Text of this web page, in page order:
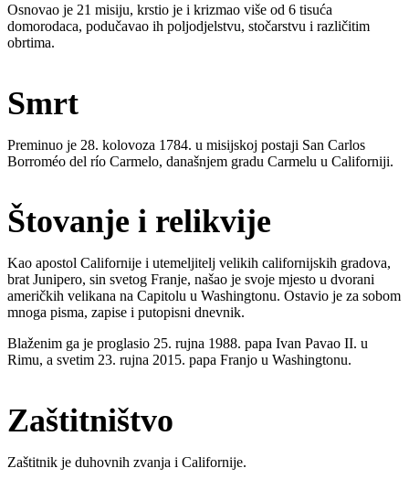
Osnovao je 21 misiju, krstio je i krizmao više od 6 tisuća
domorodaca, podučavao ih poljodjelstvu, stočarstvu i različitim
obrtima.
Smrt
Preminuo je 28. kolovoza 1784. u misijskoj postaji San Carlos
Borroméo del río Carmelo, današnjem gradu Carmelu u Californiji.
Štovanje i relikvije
Kao apostol Californije i utemeljitelj velikih californijskih gradova,
brat Junipero, sin svetog Franje, našao je svoje mjesto u dvorani
američkih velikana na Capitolu u Washingtonu. Ostavio je za sobom
mnoga pisma, zapise i putopisni dnevnik.
Blaženim ga je proglasio 25. rujna 1988. papa Ivan Pavao II. u
Rimu, a svetim 23. rujna 2015. papa Franjo u Washingtonu.
Zaštitništvo
Zaštitnik je duhovnih zvanja i Californije.